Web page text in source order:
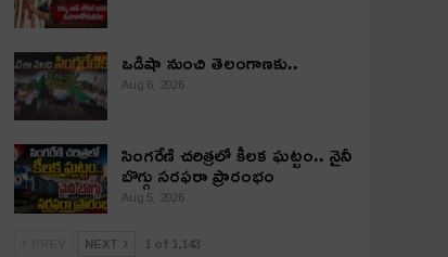
ఒడిషా నుంచి తెలంగాణ‌కు..
Aug 6, 2026
సింగరేణి చరిత్రలో కీలక ఘట్టం.. నైనీ
బొగ్గు సరఫరా ప్రారంభం
Aug 5, 2026
NEXT 1 of 1,143